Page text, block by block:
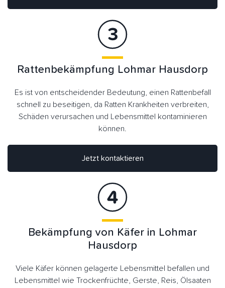
Rattenbekämpfung Lohmar Hausdorp
Es ist von entscheidender Bedeutung, einen Rattenbefall
schnell zu beseitigen, da Ratten Krankheiten verbreiten,
Schäden verursachen und Lebensmittel kontaminieren
können.
Jetzt kontaktieren
Bekämpfung von Käfer in Lohmar
Hausdorp
Viele Käfer können gelagerte Lebensmittel befallen und
Lebensmittel wie Trockenfrüchte, Gerste, Reis, Ölsaaten